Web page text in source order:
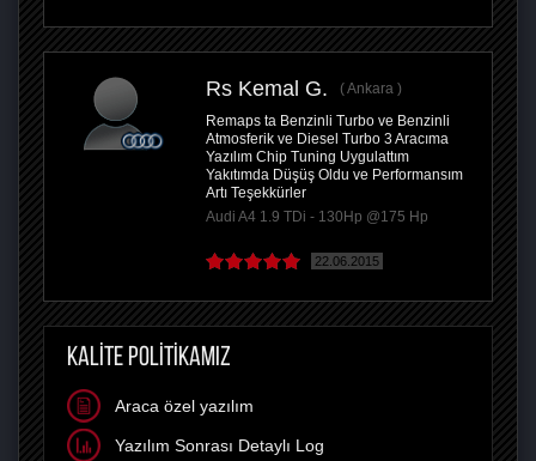
Rs Kemal G.
Ankara
Remaps ta Benzinli Turbo ve Benzinli
Atmosferik ve Diesel Turbo 3 Aracıma
Yazılım Chip Tuning Uygulattım
Yakıtımda Düşüş Oldu ve Performansım
Artı Teşekkürler
Audi A4 1.9 TDi - 130Hp @175 Hp
22.06.2015
KALİTE POLİTİKAMIZ
Araca özel yazılım
Yazılım Sonrası Detaylı Log